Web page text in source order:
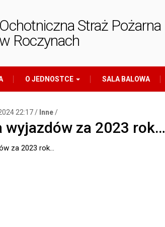
Ochotniczna Straż Pożarna
w Roczynach
O JEDNOSTCE SALA BALOWA
22:17 / Inne/
wyjazdów za 2023 rok…